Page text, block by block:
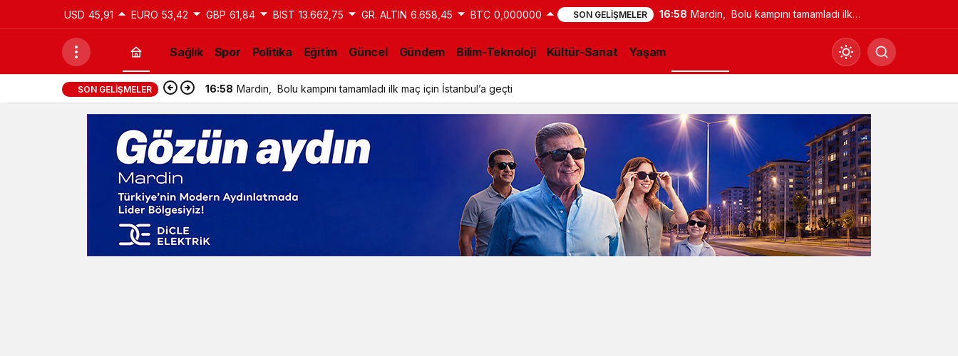
USD 45,91 EURO 53,42 GBP 61,84 BIST 13.662,75 GR. ALTIN 6.658,45 BTC 0,000000 SON GELIŞMELER 16:58 Mardin, Bolu kampını tamamladı ilk
Sağlık Spor Politika Eğitim Güncel Gündem Bilim-Teknoloji Kültür-Sanat Yaşam
Gündüz Modu
Gündüz modunu seçin.
Gece Modu
Gece modunu seçin.
SON GELIŞMELER 16:58 Mardin, Bolu kampını tamamladı ilk maç için İstanbul’a geçti